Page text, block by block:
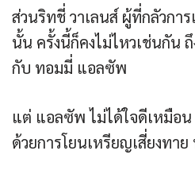
ส่วนริทชี่ วาเลนส์ ผู้ที่กลัวกา
นั้น ครั้งนี้ก็คงไม่ไหวเช่นกัน
กับ ทอมมี่ แอลซัพ
แต่ แอลซัพ ไม่ได้ใจดีเหมือน
ด้วยการโยนเหรียญเสี่ยงทาย